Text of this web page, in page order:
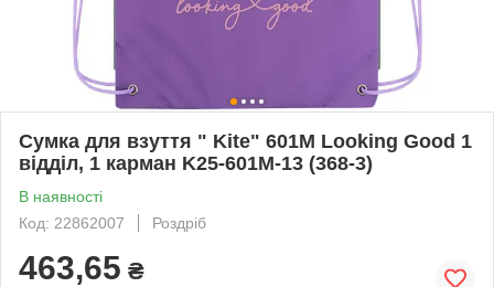
Сумка для взуття " Kite" 601M Looking Good 1
відділ, 1 карман K25-601M-13 (368-3)
В наявності
Код: 22862007
Роздріб
463,65 ₴